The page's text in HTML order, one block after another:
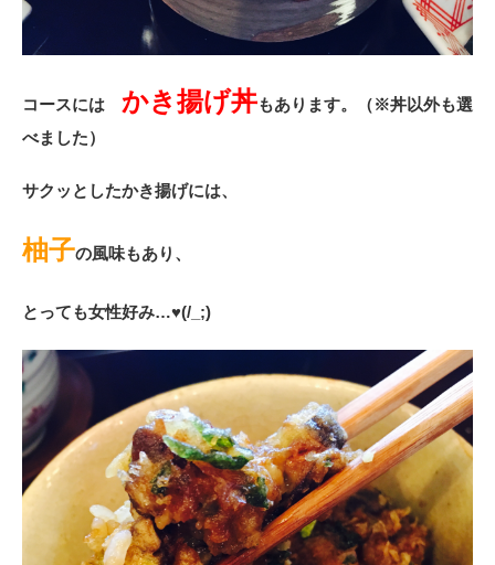
コースには かき揚げ丼もあります。（※丼以外も選
べました）
サクッとしたかき揚げには、
柚子の風味もあり、
とっても女性好み…♥(/_;)